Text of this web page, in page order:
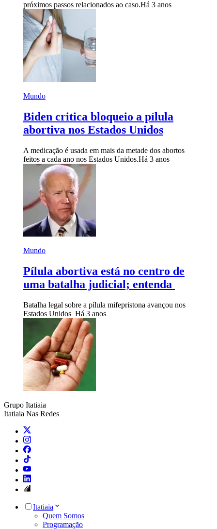
próximos passos relacionados ao caso.Há 3 anos
Mundo
Biden critica bloqueio a pílula
abortiva nos Estados Unidos
A medicação é usada em mais da metade dos abortos
feitos a cada ano nos Estados Unidos.Há 3 anos
Mundo
Pílula abortiva está no centro de
uma batalha judicial; entenda
Batalha legal sobre a pílula mifepristona avançou nos
Estados Unidos Há 3 anos
Grupo Itatiaia
Itatiaia Nas Redes
Itatiaia
Quem Somos
Programação